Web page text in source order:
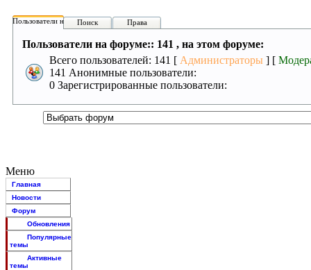
Пользователи на форуме:
Поиск Права
Пользователи на форуме:: 141 , на этом форуме:
Всего пользователей: 141 [ Администраторы ] [
141 Анонимные пользователи:
0 Зарегистрированные пользователи:
Меню
Главная
Новости
Форум
Обновления
Популярные
темы
Активные
темы